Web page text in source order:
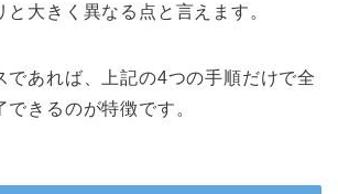
と大きく異なる点と言えます。
であれば、上記の4つの手順だけで全
きるのが特徴です。